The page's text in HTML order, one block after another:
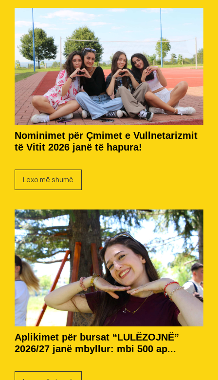
Nominimet për Çmimet e Vullnetarizmit
të Vitit 2026 janë të hapura!
Lexo më shumë
Aplikimet për bursat “LULËZOJNË”
2026/27 janë mbyllur: mbi 500 ap...